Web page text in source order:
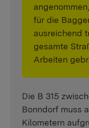
für die
ausreichend
gesamte
Arbeiten
Die B 315
Bonndorf muss
Kilometern